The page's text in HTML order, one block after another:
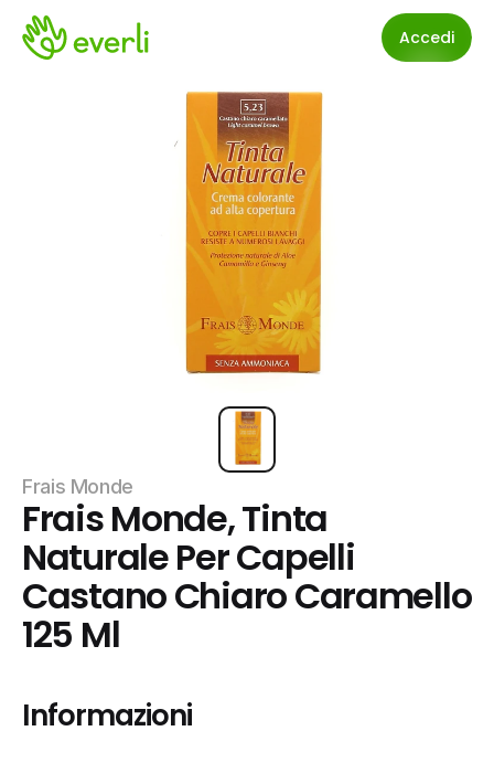
Accedi
Frais Monde
Frais Monde, Tinta
Naturale Per Capelli
Castano Chiaro Caramello
125 Ml
Informazioni